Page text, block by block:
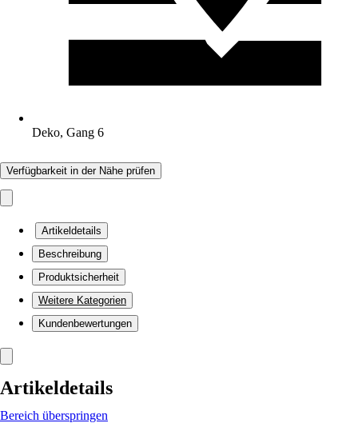
Deko, Gang 6
Verfügbarkeit in der Nähe prüfen
Artikeldetails
Beschreibung
Produktsicherheit
Weitere Kategorien
Kundenbewertungen
Artikeldetails
Bereich überspringen